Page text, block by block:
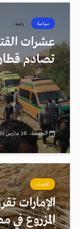
سياسة رصد
عشرات
تصادم
الجمعة، 26 مارس 2021، 3:22 م
اقتصاد الإمارات
الإمارات
المزروع في